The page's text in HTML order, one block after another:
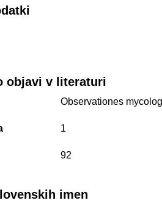
objavi v literaturi
Observationes
1
92
imen